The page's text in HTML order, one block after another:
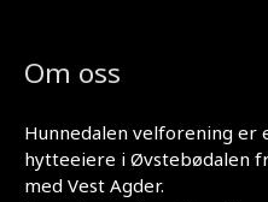
Om oss
Hunnedalen velforening er
hytteeiere i Øvstebødalen
med Vest Agder.